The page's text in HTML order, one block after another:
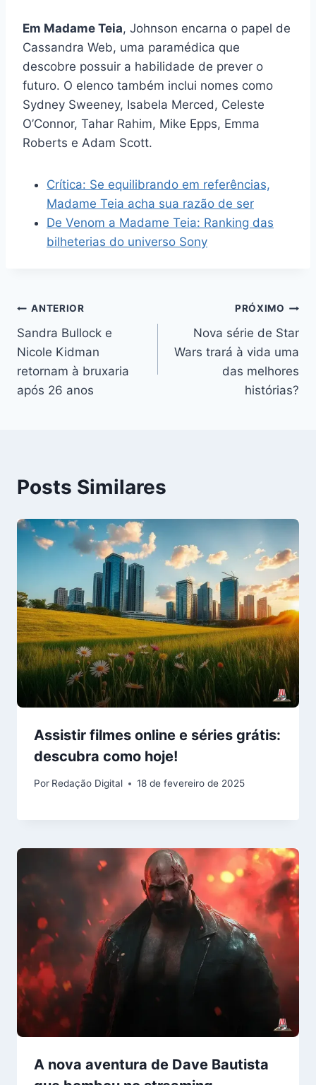
Em Madame Teia, Johnson encarna o papel de
Cassandra Web, uma paramédica que
descobre possuir a habilidade de prever o
futuro. O elenco também inclui nomes como
Sydney Sweeney, Isabela Merced, Celeste
O’Connor, Tahar Rahim, Mike Epps, Emma
Roberts e Adam Scott.
Crítica: Se equilibrando em referências,
Madame Teia acha sua razão de ser
De Venom a Madame Teia: Ranking das
bilheterias do universo Sony
Navegação
de
Post
ANTERIOR
Sandra Bullock e
Nicole Kidman
retornam à bruxaria
após 26 anos
PRÓXIMO
Nova série de Star
Wars trará à vida uma
das melhores
histórias?
Posts Similares
Assistir filmes online e séries grátis:
descubra como hoje!
Por Redação Digital 18 de fevereiro de 2025
A nova aventura de Dave Bautista